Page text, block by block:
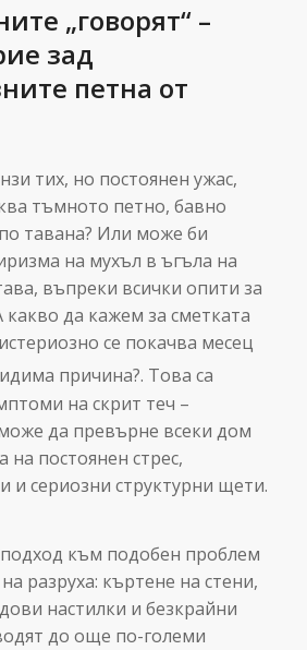
„говорят“ –
зад
петна от
тих, но постоянен ужас,
тъмното петно, бавно
тавана? Или може би
на мухъл в ъгъла на
въпреки всички опити за
какво да кажем за сметката
се покачва месец
причина?. Това са
на скрит теч –
да превърне всеки дом
на постоянен стрес,
и сериозни структурни щети.
към подобен проблем
разруха: къртене на стени,
настилки и безкрайни
до още по-големи